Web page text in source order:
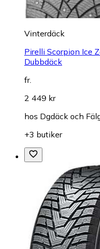
Vinterdäck
Pirelli Scorpion Ice
Dubbdäck
fr.
2 449 kr
hos Dgdäck och
+3 butiker